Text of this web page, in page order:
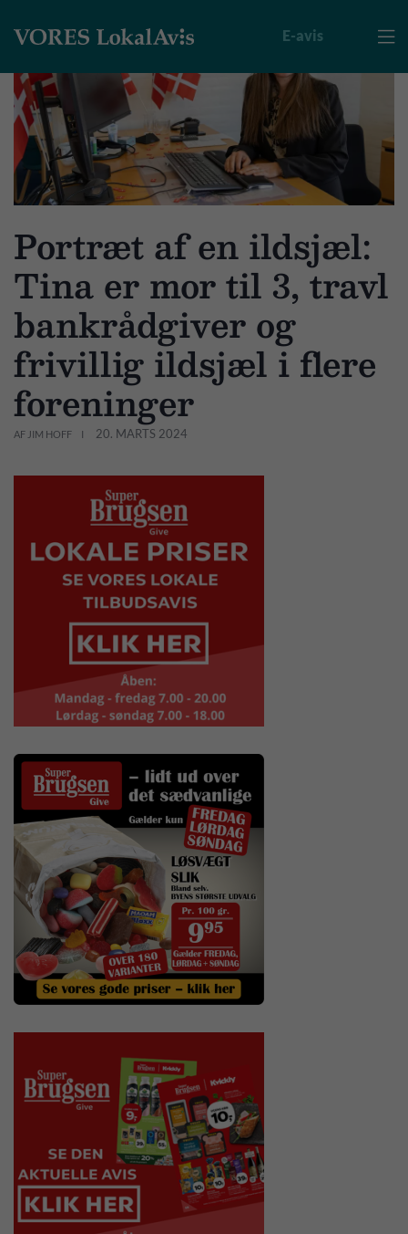

E-avis
Portræt af en ildsjæl:
Tina er mor til 3, travl
bankrådgiver og
frivillig ildsjæl i flere
foreninger
AF JIM HOFF 20. MARTS 2024